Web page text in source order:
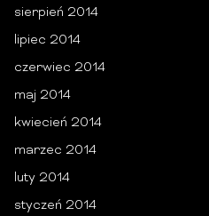
sierpień 2014
lipiec 2014
czerwiec 2014
maj 2014
kwiecień 2014
marzec 2014
luty 2014
styczeń 2014